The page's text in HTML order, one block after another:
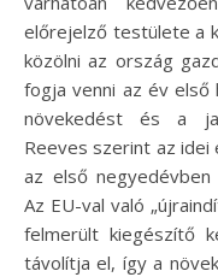
előrejelző testülete a
közölni az ország
fogja venni az év első
növekedést és a
Reeves szerint az
az első
Az EU-val való
felmerült kiegészítő
távolítja el, így a